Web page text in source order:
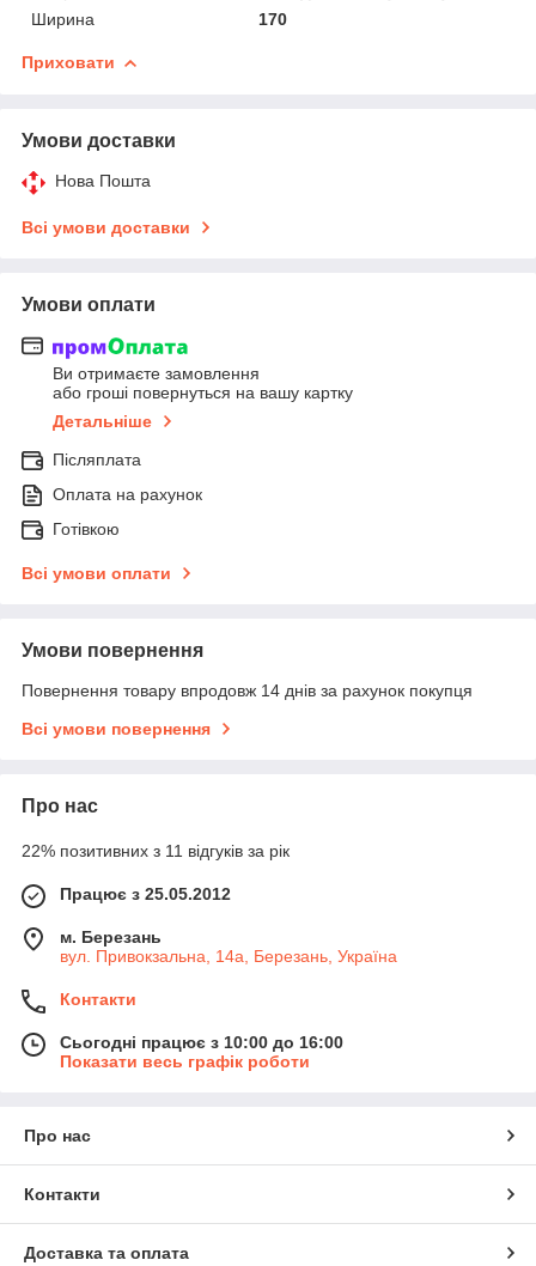
Ширина
170
Приховати
Умови доставки
Нова Пошта
Всі умови доставки
Умови оплати
Ви отримаєте замовлення
або гроші повернуться на вашу картку
Детальніше
Післяплата
Оплата на рахунок
Готівкою
Всі умови оплати
Умови повернення
Повернення товару впродовж 14 днів за рахунок покупця
Всі умови повернення
Про нас
22% позитивних з 11 відгуків за рік
Працює з 25.05.2012
м. Березань
вул. Привокзальна, 14а, Березань, Україна
Контакти
Сьогодні працює з 10:00 до 16:00
Показати весь графік роботи
Про нас
Контакти
Доставка та оплата